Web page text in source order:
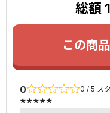
総額
この商
0 0 / 5 ス
★★★★★